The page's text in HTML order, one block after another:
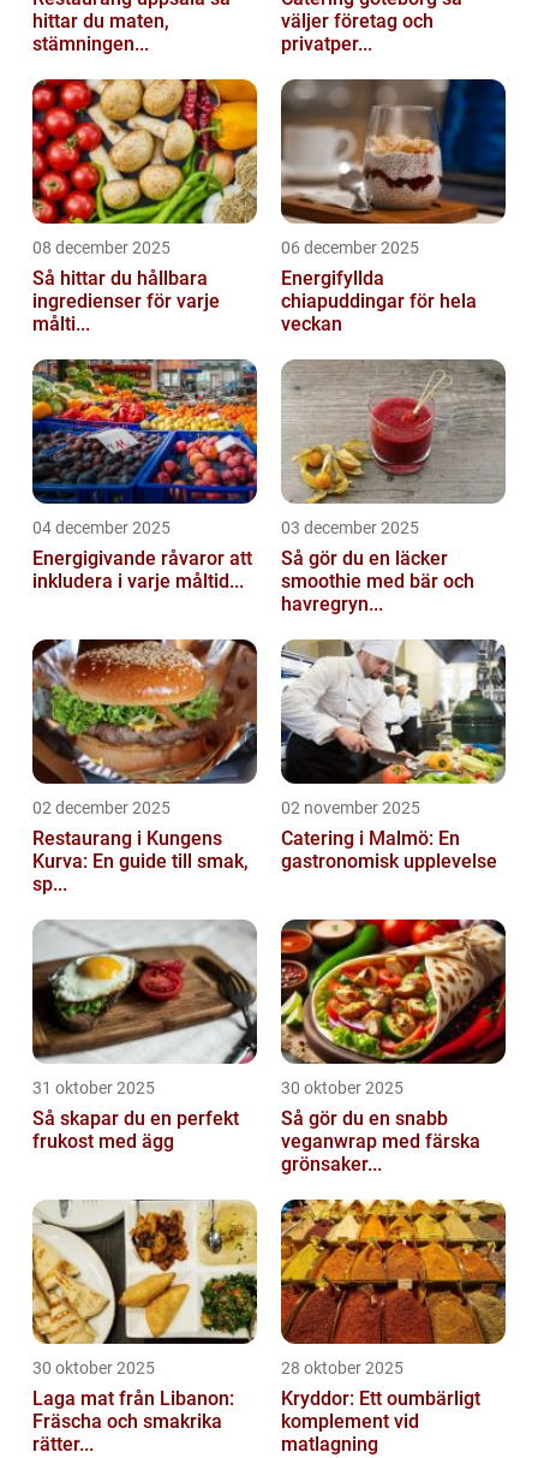
hittar du maten,
stämningen...
väljer företag och
privatper...
08 december 2025
Så hittar du hållbara
ingredienser för varje
målti...
06 december 2025
Energifyllda
chiapuddingar för hela
veckan
04 december 2025
Energigivande råvaror att
inkludera i varje måltid...
03 december 2025
Så gör du en läcker
smoothie med bär och
havregryn...
02 december 2025
Restaurang i Kungens
Kurva: En guide till smak,
sp...
02 november 2025
Catering i Malmö: En
gastronomisk upplevelse
31 oktober 2025
Så skapar du en perfekt
frukost med ägg
30 oktober 2025
Så gör du en snabb
veganwrap med färska
grönsaker...
30 oktober 2025
Laga mat från Libanon:
Fräscha och smakrika
rätter...
28 oktober 2025
Kryddor: Ett oumbärligt
komplement vid
matlagning